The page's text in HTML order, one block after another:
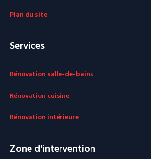
Plan du site
Services
Rénovation salle-de-bains
Rénovation cuisine
Rénovation intérieure
Zone d'intervention